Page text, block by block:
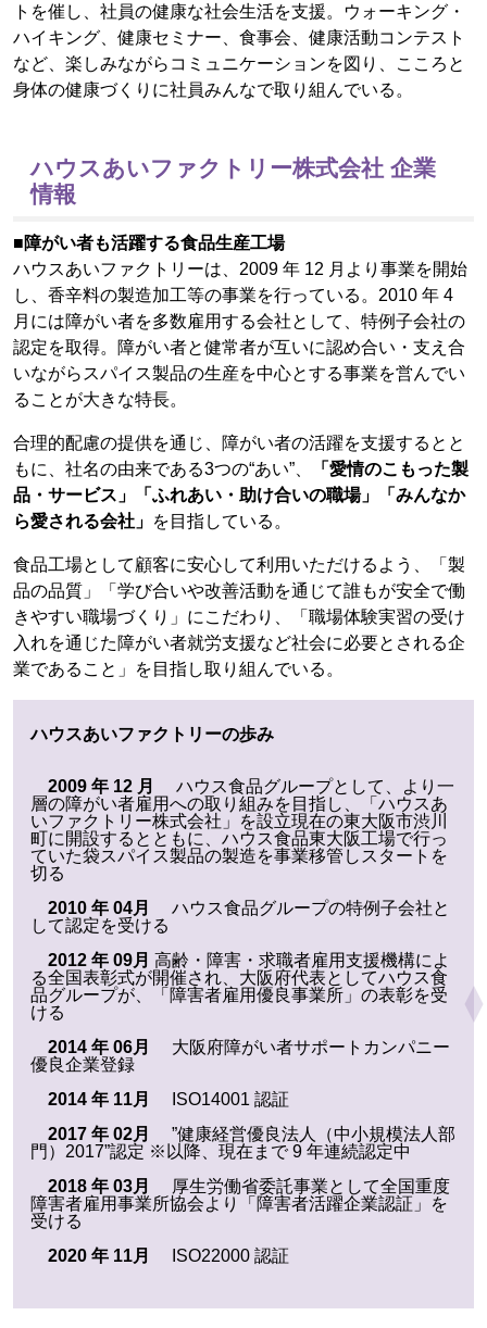
トを催し、社員の健康な社会生活を支援。ウォーキング・
ハイキング、健康セミナー、食事会、健康活動コンテスト
など、楽しみながらコミュニケーションを図り、こころと
身体の健康づくりに社員みんなで取り組んでいる。
ハウスあいファクトリー株式会社 企業
情報
■障がい者も活躍する食品生産工場
ハウスあいファクトリーは、2009 年 12 月より事業を開始
し、香辛料の製造加工等の事業を行っている。2010 年 4
月には障がい者を多数雇用する会社として、特例子会社の
認定を取得。障がい者と健常者が互いに認め合い・支え合
いながらスパイス製品の生産を中心とする事業を営んでい
ることが大きな特長。
合理的配慮の提供を通じ、障がい者の活躍を支援するとと
もに、社名の由来である3つの“あい”、
「愛情のこもった製
品・サービス」「ふれあい・助け合いの職場」「みんなか
ら愛される会社」 を目指している。
食品工場として顧客に安心して利用いただけるよう、「製
品の品質」「学び合いや改善活動を通じて誰もが安全で働
きやすい職場づくり」にこだわり、「職場体験実習の受け
入れを通じた障がい者就労支援など社会に必要とされる企
業であること」を目指し取り組んでいる。
ハウスあいファクトリーの歩み
2009 年 12 月
ハウス食品グループとして、より一
層の障がい者雇用への取り組みを目指し、「ハウスあ
いファクトリー株式会社」を設立現在の東大阪市渋川
町に開設するとともに、ハウス食品東大阪工場で行っ
ていた袋スパイス製品の製造を事業移管しスタートを
切る
2010 年 04月
ハウス食品グループの特例子会社と
して認定を受ける
2012 年 09月 高齢・障害・求職者雇用支援機構によ
る全国表彰式が開催され、大阪府代表としてハウス食
品グループが、「障害者雇用優良事業所」の表彰を受
ける
2014 年 06月
大阪府障がい者サポートカンパニー
優良企業登録
2014 年 11月
ISO14001 認証
2017 年 02月
”健康経営優良法人（中小規模法人部
門）2017”認定 ※以降、現在まで 9 年連続認定中
2018 年 03月
厚生労働省委託事業として全国重度
障害者雇用事業所協会より「障害者活躍企業認証」を
受ける
2020 年 11月
ISO22000 認証